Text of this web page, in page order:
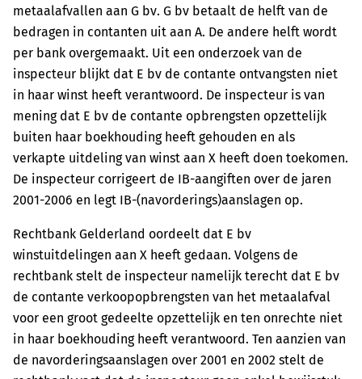
metaalafvallen aan G bv. G bv betaalt de helft van de
bedragen in contanten uit aan A. De andere helft wordt
per bank overgemaakt. Uit een onderzoek van de
inspecteur blijkt dat E bv de contante ontvangsten niet
in haar winst heeft verantwoord. De inspecteur is van
mening dat E bv de contante opbrengsten opzettelijk
buiten haar boekhouding heeft gehouden en als
verkapte uitdeling van winst aan X heeft doen toekomen.
De inspecteur corrigeert de IB-aangiften over de jaren
2001-2006 en legt IB-(navorderings)aanslagen op.
Rechtbank Gelderland oordeelt dat E bv
winstuitdelingen aan X heeft gedaan. Volgens de
rechtbank stelt de inspecteur namelijk terecht dat E bv
de contante verkoopopbrengsten van het metaalafval
voor een groot gedeelte opzettelijk en ten onrechte niet
in haar boekhouding heeft verantwoord. Ten aanzien van
de navorderingsaanslagen over 2001 en 2002 stelt de